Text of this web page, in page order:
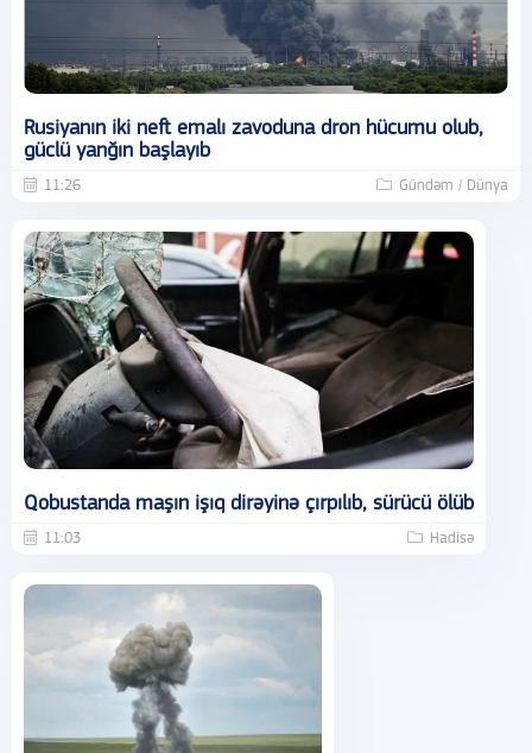
Rusiyanın iki neft emalı zavoduna dron hücumu olub,
güclü yanğın başlayıb
11:26 Gündəm / Dünya
Qobustanda maşın işıq dirəyinə çırpılıb, sürücü ölüb
11:03 Hadisə